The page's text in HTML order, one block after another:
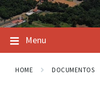
Menu
HOME DOCUMENTOS